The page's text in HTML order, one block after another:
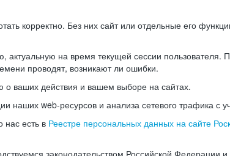
корректно. Без них сайт или отдельные его
на время текущей сессии
проводят, возникают ли ошибки.
ваших действия и вашем выборе на сайтах.
web-ресурсов и анализа сетевого трафика с
есть в Реестре персональных данных на сайте
законодательством Российской Федерации и